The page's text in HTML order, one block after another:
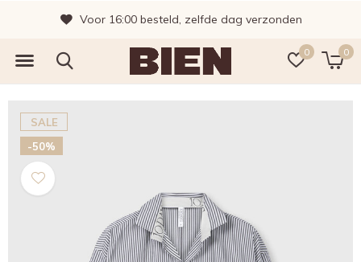
0 0
Voor 16:00 besteld, zelfde dag verzonden
SALE
-50%